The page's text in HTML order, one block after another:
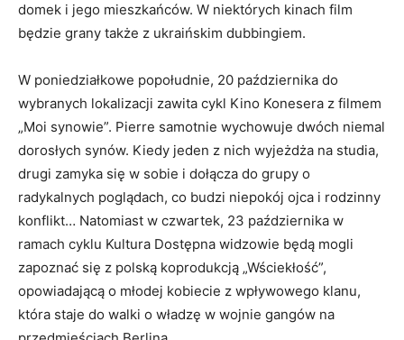
domek i jego mieszkańców. W niektórych kinach film
będzie grany także z ukraińskim dubbingiem.
W poniedziałkowe popołudnie, 20 października do
wybranych lokalizacji zawita cykl Kino Konesera z filmem
„Moi synowie”. Pierre samotnie wychowuje dwóch niemal
dorosłych synów. Kiedy jeden z nich wyjeżdża na studia,
drugi zamyka się w sobie i dołącza do grupy o
radykalnych poglądach, co budzi niepokój ojca i rodzinny
konflikt… Natomiast w czwartek, 23 października w
ramach cyklu Kultura Dostępna widzowie będą mogli
zapoznać się z polską koprodukcją „Wściekłość”,
opowiadającą o młodej kobiecie z wpływowego klanu,
która staje do walki o władzę w wojnie gangów na